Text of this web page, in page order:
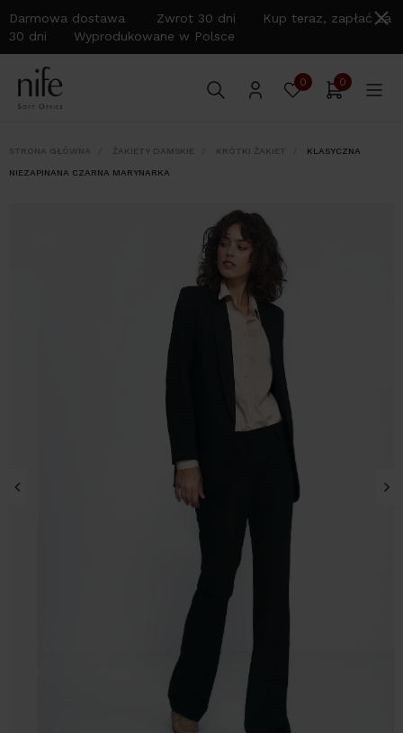
Darmowa dostawa Zwrot 30 dni Kup teraz, zapłać za
30 dni Wyprodukowane w Polsce
0 0
STRONA GŁÓWNA ŻAKIETY DAMSKIE KRÓTKI ŻAKIET KLASYCZNA
NIEZAPINANA CZARNA MARYNARKA